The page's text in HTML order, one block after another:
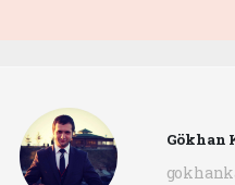
Gökhan